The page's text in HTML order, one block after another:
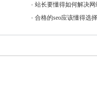
站长要懂得如何解决
合格的seo应该懂得选